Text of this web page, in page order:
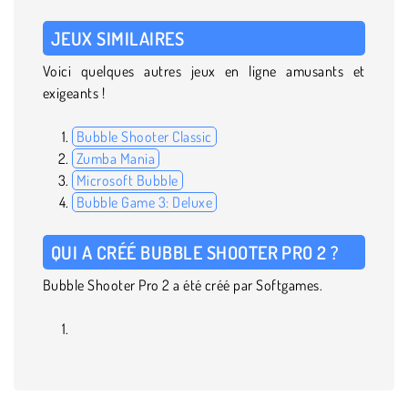
JEUX SIMILAIRES
Voici quelques autres jeux en ligne amusants et
exigeants !
Bubble Shooter Classic
Zumba Mania
Microsoft Bubble
Bubble Game 3: Deluxe
QUI A CRÉÉ BUBBLE SHOOTER PRO 2 ?
Bubble Shooter Pro 2 a été créé par Softgames.